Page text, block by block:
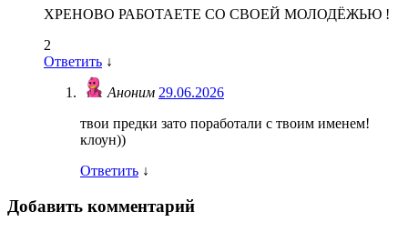
ХРЕНОВО РАБОТАЕТЕ СО СВОЕЙ МОЛОДЁЖЬЮ !
2
Ответить ↓
Аноним 29.06.2026
твои предки зато поработали с твоим именем!
клоун))
Ответить ↓
Добавить комментарий